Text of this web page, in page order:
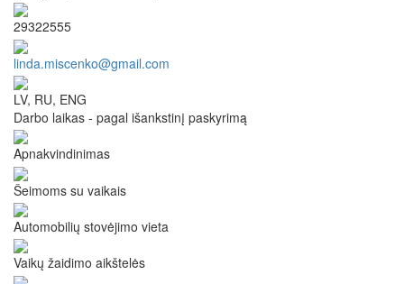
29322555
linda.miscenko@gmail.com
LV, RU, ENG
Darbo laikas - pagal išankstinį paskyrimą
Apnakvindinimas
Šeimoms su vaikais
Automobilių stovėjimo vieta
Vaikų žaidimo aikštelės